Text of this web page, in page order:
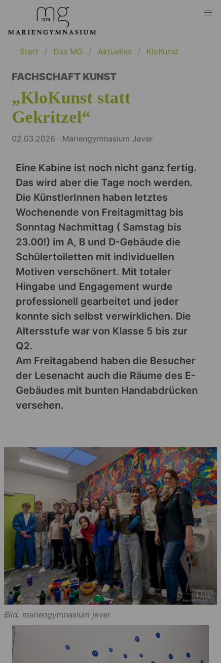
Start Das MG Aktuelles KloKunst
FACHSCHAFT KUNST
„KloKunst statt
Gekritzel“
02.03.2026 · Mariengymnasium Jever
Eine Kabine ist noch nicht ganz fertig.
Das wird aber die Tage noch werden.
Die KünstlerInnen haben letztes
Wochenende von Freitagmittag bis
Sonntag Nachmittag ( Samstag bis
23.00!) im A, B und D-Gebäude die
Schülertoiletten mit individuellen
Motiven verschönert. Mit totaler
Hingabe und Engagement wurde
professionell gearbeitet und jeder
konnte sich selbst verwirklichen. Die
Altersstufe war von Klasse 5 bis zur
Q2.
Am Freitagabend haben die Besucher
der Lesenacht auch die Räume des E-
Gebäudes mit bunten Handabdrücken
versehen.
Bild: mariengymnasium jever